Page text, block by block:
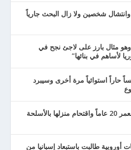
شخصين ولا زال البحث جارياً
مثال بارز على لاجئ نجح في
لأساهم في بنائها”
حاراً استوائياً مرة أخرى وسيبرد
اختطاف امرأة تبلغ من العمر 20 عاماً واقتحام منزلها بالأسلحة
أوروبية طالبت باستبعاد إسبانيا من